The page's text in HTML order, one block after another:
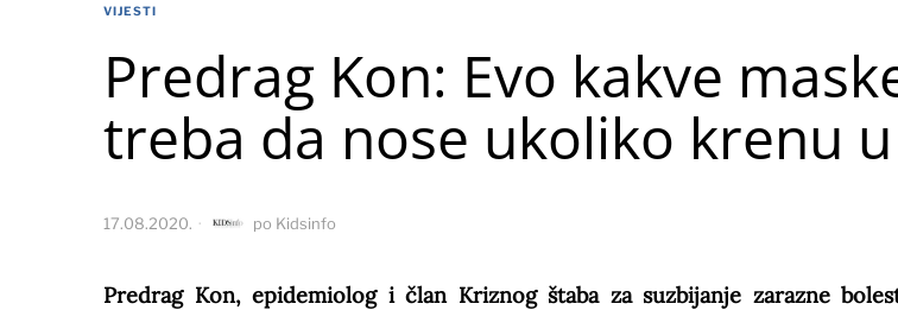
VIJESTI
Predrag Kon: Evo kakve
treba da nose ukoliko krenu
17.08.2020. po Kidsinfo
Predrag Kon, epidemiolog i član Kriznog štaba za suzbijanje zarazne